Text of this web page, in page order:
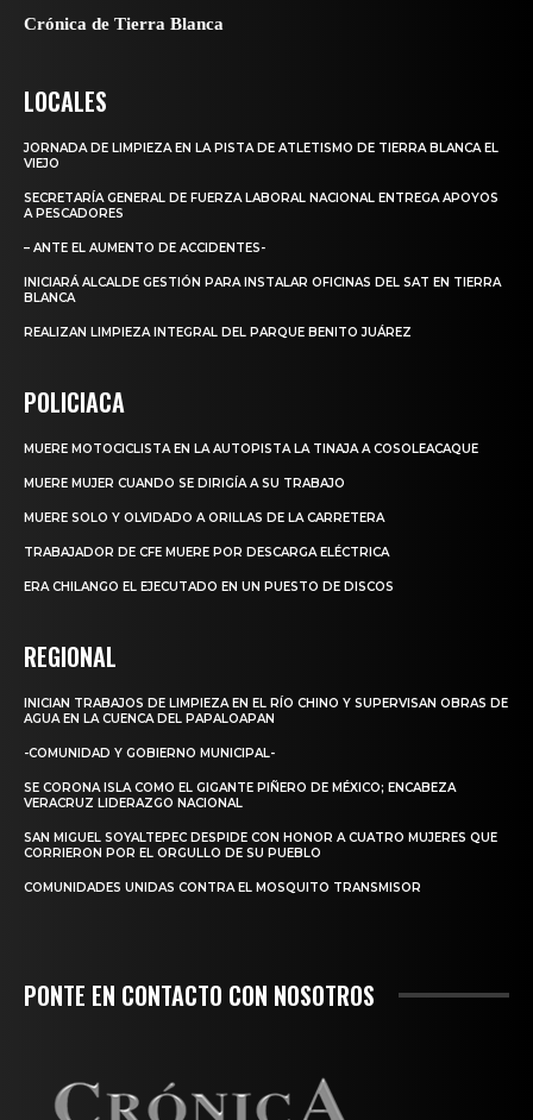
Crónica de Tierra Blanca
LOCALES
JORNADA DE LIMPIEZA EN LA PISTA DE ATLETISMO DE TIERRA BLANCA EL
VIEJO
SECRETARÍA GENERAL DE FUERZA LABORAL NACIONAL ENTREGA APOYOS
A PESCADORES
– ANTE EL AUMENTO DE ACCIDENTES-
INICIARÁ ALCALDE GESTIÓN PARA INSTALAR OFICINAS DEL SAT EN TIERRA
BLANCA
REALIZAN LIMPIEZA INTEGRAL DEL PARQUE BENITO JUÁREZ
POLICIACA
MUERE MOTOCICLISTA EN LA AUTOPISTA LA TINAJA A COSOLEACAQUE
MUERE MUJER CUANDO SE DIRIGÍA A SU TRABAJO
MUERE SOLO Y OLVIDADO A ORILLAS DE LA CARRETERA
TRABAJADOR DE CFE MUERE POR DESCARGA ELÉCTRICA
ERA CHILANGO EL EJECUTADO EN UN PUESTO DE DISCOS
REGIONAL
INICIAN TRABAJOS DE LIMPIEZA EN EL RÍO CHINO Y SUPERVISAN OBRAS DE
AGUA EN LA CUENCA DEL PAPALOAPAN
-COMUNIDAD Y GOBIERNO MUNICIPAL-
SE CORONA ISLA COMO EL GIGANTE PIÑERO DE MÉXICO; ENCABEZA
VERACRUZ LIDERAZGO NACIONAL
SAN MIGUEL SOYALTEPEC DESPIDE CON HONOR A CUATRO MUJERES QUE
CORRIERON POR EL ORGULLO DE SU PUEBLO
COMUNIDADES UNIDAS CONTRA EL MOSQUITO TRANSMISOR
PONTE EN CONTACTO CON NOSOTROS